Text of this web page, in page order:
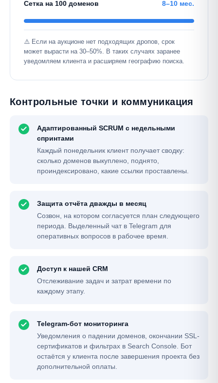
Сетка на 100 доменов 8–10 мес.
⚠️ Если на аукционе нет подходящих дропов, срок
может вырасти на 30–50%. В таких случаях заранее
уведомляем клиента и расширяем географию поиска.
Контрольные точки и коммуникация
Адаптированный SCRUM с недельными
спринтами
Каждый понедельник клиент получает сводку:
сколько доменов выкуплено, поднято,
проиндексировано, какие ссылки проставлены.
Защита отчёта дважды в месяц
Созвон, на котором согласуется план следующего
периода. Выделенный чат в Telegram для
оперативных вопросов в рабочее время.
Доступ к нашей CRM
Отслеживание задач и затрат времени по
каждому этапу.
Telegram-бот мониторинга
Уведомления о падении доменов, окончании SSL-
сертификатов и фильтрах в Search Console. Бот
остаётся у клиента после завершения проекта без
дополнительной оплаты.